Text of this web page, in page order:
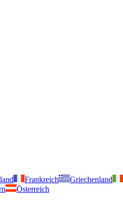
Frankreich Griechenland
Österreich